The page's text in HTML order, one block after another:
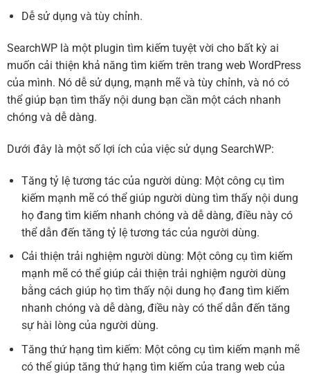
Dễ sử dụng và tùy chỉnh.
SearchWP là một plugin tìm kiếm tuyệt vời cho bất kỳ ai
muốn cải thiện khả năng tìm kiếm trên trang web WordPress
của mình. Nó dễ sử dụng, mạnh mẽ và tùy chỉnh, và nó có
thể giúp bạn tìm thấy nội dung bạn cần một cách nhanh
chóng và dễ dàng.
Dưới đây là một số lợi ích của việc sử dụng SearchWP:
Tăng tỷ lệ tương tác của người dùng: Một công cụ tìm
kiếm mạnh mẽ có thể giúp người dùng tìm thấy nội dung
họ đang tìm kiếm nhanh chóng và dễ dàng, điều này có
thể dẫn đến tăng tỷ lệ tương tác của người dùng.
Cải thiện trải nghiệm người dùng: Một công cụ tìm kiếm
mạnh mẽ có thể giúp cải thiện trải nghiệm người dùng
bằng cách giúp họ tìm thấy nội dung họ đang tìm kiếm
nhanh chóng và dễ dàng, điều này có thể dẫn đến tăng
sự hài lòng của người dùng.
Tăng thứ hạng tìm kiếm: Một công cụ tìm kiếm mạnh mẽ
có thể giúp tăng thứ hạng tìm kiếm của trang web của